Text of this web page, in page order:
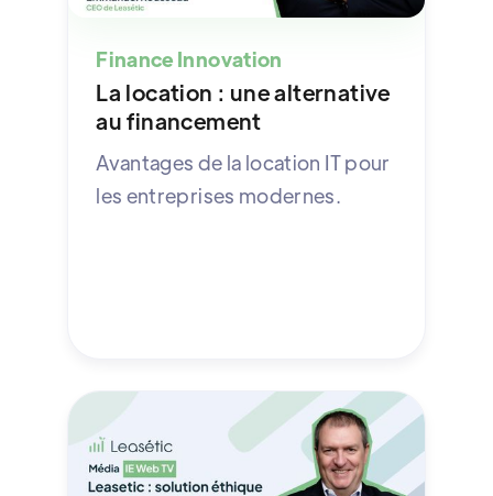
Finance Innovation
La location : une alternative
au financement
Avantages de la location IT pour
les entreprises modernes.